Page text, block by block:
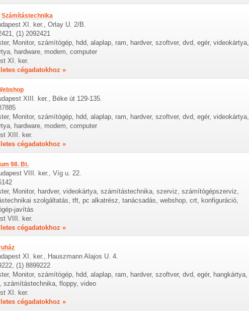
XI. ker., Orlay U. 2/B.
(1) 2092421
Monitor, számítógép, hdd, alaplap, ram, hardver, szoftver, dvd, egér, videokártya,
hardware, modem, computer
XI. ker.
cégadatokhoz »
XIII. ker., Béke út 129-135.
Monitor, számítógép, hdd, alaplap, ram, hardver, szoftver, dvd, egér, videokártya,
hardware, modem, computer
XIII. ker.
cégadatokhoz »
98. Bt.
VIII. ker., Víg u. 22.
Monitor, hardver, videokártya, számítástechnika, szerviz, számítógépszerviz,
szolgáltatás, tft, pc alkatrész, tanácsadás, webshop, crt, konfiguráció,
javítás
VIII. ker.
cégadatokhoz »
XI. ker., Hauszmann Alajos U. 4.
(1) 8899222
Monitor, számítógép, hdd, alaplap, ram, hardver, szoftver, dvd, egér, hangkártya,
számítástechnika, floppy, video
XI. ker.
cégadatokhoz »